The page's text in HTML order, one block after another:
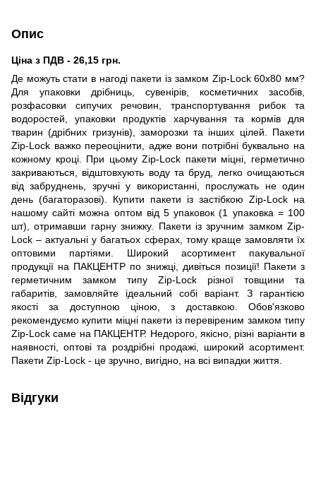
Опис
Ціна з ПДВ - 26,15 грн.
Де можуть стати в нагоді пакети із замком Zip-Lock 60х80 мм?
Для упаковки дрібниць, сувенірів, косметичних засобів,
розфасовки сипучих речовин, транспортування рибок та
водоростей, упаковки продуктів харчування та кормів для
тварин (дрібних гризунів), заморозки та інших цілей. Пакети
Zip-Lock важко переоцінити, адже вони потрібні буквально на
кожному кроці. При цьому Zip-Lock пакети міцні, герметично
закриваються, відштовхують воду та бруд, легко очищаються
від забруднень, зручні у використанні, прослужать не один
день (багаторазові). Купити пакети із застібкою Zip-Lock на
нашому сайті можна оптом від 5 упаковок (1 упаковка = 100
шт), отримавши гарну знижку. Пакети із зручним замком Zip-
Lock – актуальні у багатьох сферах, тому краще замовляти їх
оптовими партіями. Широкий асортимент пакувальної
продукції на ПАКЦЕНТР по знижці, дивіться позиції! Пакети з
герметичним замком типу Zip-Lock різної товщини та
габаритів, замовляйте ідеальний собі варіант. З гарантією
якості за доступною ціною, з доставкою. Обов'язково
рекомендуємо купити міцні пакети із перевіреним замком типу
Zip-Lock саме на ПАКЦЕНТР. Недорого, якісно, різні варіанти в
наявності, оптові та роздрібні продажі, широкий асортимент.
Пакети Zip-Lock - це зручно, вигідно, на всі випадки життя.
Відгуки